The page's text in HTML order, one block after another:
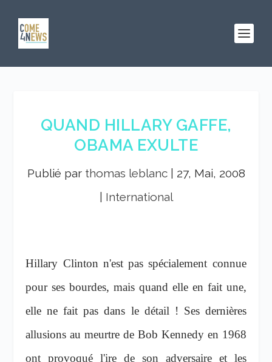
QUAND HILLARY GAFFE,
OBAMA EXULTE
Publié par thomas leblanc| 27, Mai, 2008
International
Hillary Clinton n'est pas spécialement connue
pour ses bourdes, mais quand elle en fait une,
elle ne fait pas dans le détail ! Ses dernières
allusions au meurtre de Bob Kennedy en 1968
ont provoqué l'ire de son adversaire et les